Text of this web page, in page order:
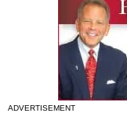
ADVERTISEMENT